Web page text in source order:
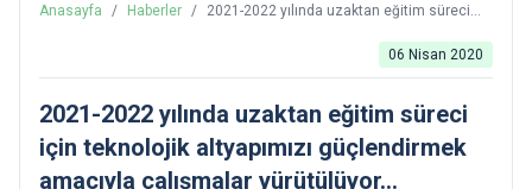
Anasayfa / Haberler /
2021-2022 yılında uzaktan eğitim süreci
amacıyla çalışmalar yürütülüyor...06 Nisan 2020
2021-2022 yılında uzaktan eğitim süreci
için teknolojik altyapımızı güçlendirmek
amacıyla çalışmalar yürütülüyor...